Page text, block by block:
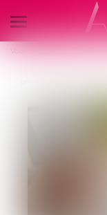
Ouvrir
le
menu
Vous êtes ici :
Accueil